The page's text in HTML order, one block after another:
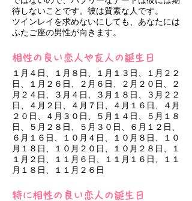
待しないことです。彼は質素な人です。
ツインレイを求めないにしても、あなたには
ふたご座の男性が向きます。
相性の良い恋人や友人の誕生日
１月４日、１月８日、１月１３日、１月２２
日、１月２６日、２月６日、２月２０日、２
月２４日、３月４日、３月１８日、３月２２
日、４月２日、４月７日、４月１６日、４月
２０日、４月３０日、５月１４日、５月１８
日、５月２８日、５月３０日、６月１２日、
６月１６日、１０月４日、１０月８日、１０
月１８日、１０月２０日、１０月２８日、１
１月２日、１１月６日、１１月１６日、１１
月１８日、１１月２６日
特に相性の良い恋人の誕生日